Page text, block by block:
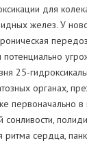
для
желез. У
потенциально
25-
органах,
первоначально
сонливости,
сердца,